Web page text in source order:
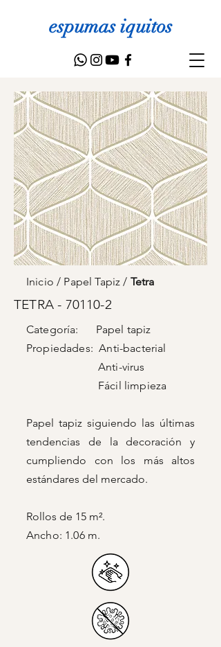
espumas iquitos
Inicio/ Papel Tapiz/ Tetra
TETRA - 70110-2
Categoría: Papel tapiz
Propiedades: Anti-bacterial
Anti-virus
Fácil limpieza
Papel tapiz siguiendo las últimas
tendencias de la decoración y
cumpliendo con los más altos
estándares del mercado.
Rollos de 15 m².
Ancho: 1.06 m.